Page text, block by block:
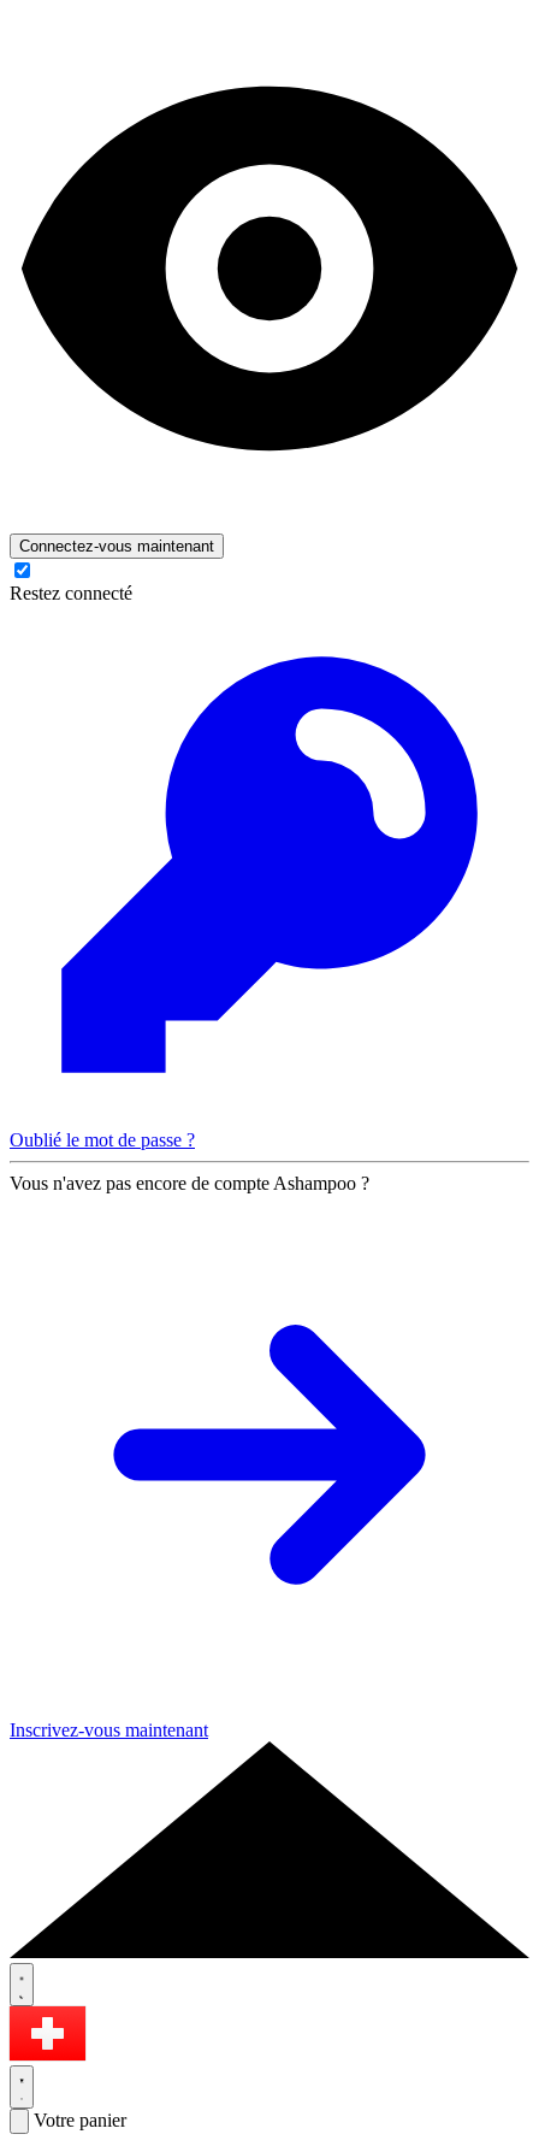
Connectez-vous maintenant
Restez connecté
Oublié le mot de passe ?
Vous n'avez pas encore de compte Ashampoo ?
Inscrivez-vous maintenant
Votre panier